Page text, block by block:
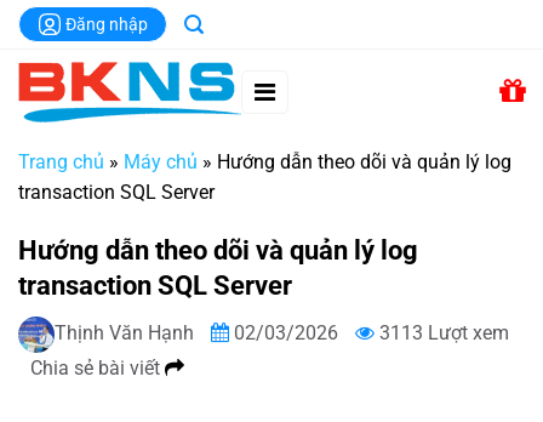
Chuyển
đến
dung
Đăng nhập
Trang chủ » Máy chủ » Hướng dẫn theo dõi và quản lý log
transaction SQL Server
Hướng dẫn theo dõi và quản lý log
transaction SQL Server
Thịnh Văn Hạnh 02/03/2026
3113 Lượt xem
Chia sẻ bài viết